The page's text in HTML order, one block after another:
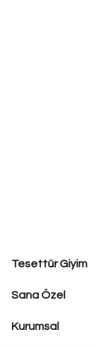
Tesettür Giyim
Sana Özel
Kurumsal